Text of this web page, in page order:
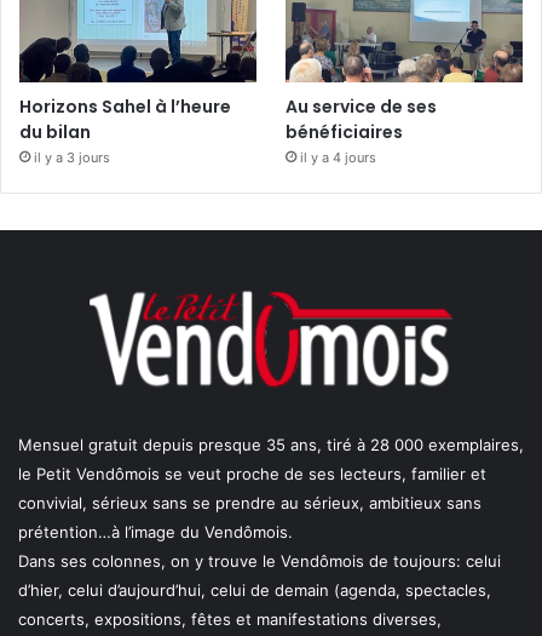
Horizons Sahel à l’heure
du bilan
il y a 3 jours
Au service de ses
bénéficiaires
il y a 4 jours
Mensuel gratuit depuis presque 35 ans, tiré à 28 000 exemplaires,
le Petit Vendômois se veut proche de ses lecteurs, familier et
convivial, sérieux sans se prendre au sérieux, ambitieux sans
prétention…à l’image du Vendômois.
Dans ses colonnes, on y trouve le Vendômois de toujours: celui
d’hier, celui d’aujourd’hui, celui de demain (agenda, spectacles,
concerts, expositions, fêtes et manifestations diverses,